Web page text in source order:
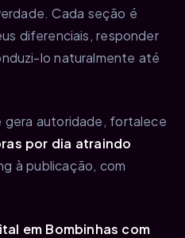
Cada seção é
diferenciais, responder
lo naturalmente até
gera autoridade, fortalece
por dia atraindo
à publicação, com
em Bombinhas com